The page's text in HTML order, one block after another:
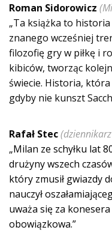
Roman Sidorowicz
„Ta książka to
znanego wcześniej
filozofię gry w piłkę i
kibiców, tworząc
świecie. Historia,
gdyby nie kunszt
Rafał Stec
„Milan ze schyłku lat
drużyny wszech
który zmusił gwiazdy
nauczył
uważa się za
obowiązkowa.”